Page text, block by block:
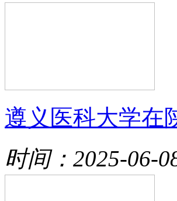
遵义医科大学在
时间：2025-06-